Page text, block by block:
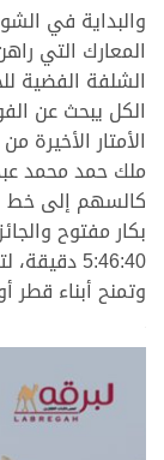
والبداية في
المعارك التي
الشلفة الفضية
الكل يبحث عن
الأمتار
ملك حمد محمد
كالسهم إلى خط
بكار مفتوح
5:46:40
وتمنح أبناء قطر